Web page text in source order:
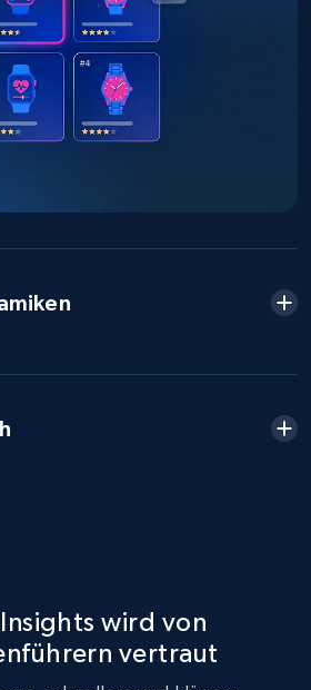
Seller name, Seller rating,
Root category, and
Jetzt anfangen
Root category, and
wird von
vertraut